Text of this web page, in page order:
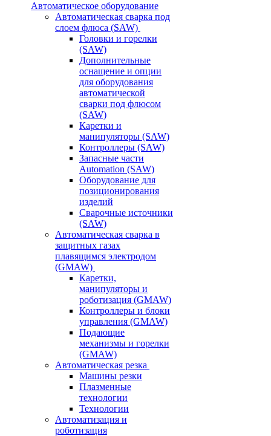
Автоматическое оборудование
Автоматическая сварка под
слоем флюса (SAW)
Головки и горелки
(SAW)
Дополнительные
оснащение и опции
для оборудования
автоматической
сварки под флюсом
(SAW)
Каретки и
манипуляторы (SAW)
Контроллеры (SAW)
Запасные части
Automation (SAW)
Оборудование для
позиционирования
изделий
Сварочные источники
(SAW)
Автоматическая сварка в
защитных газах
плавящимся электродом
(GMAW)
Каретки,
манипуляторы и
роботизация (GMAW)
Контроллеры и блоки
управления (GMAW)
Подающие
механизмы и горелки
(GMAW)
Автоматическая резка
Машины резки
Плазменные
технологии
Технологии
Автоматизация и
роботизация